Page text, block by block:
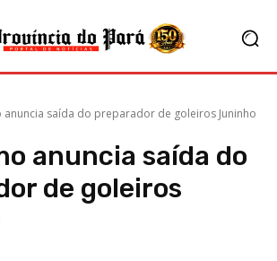
anuncia saída do preparador de goleiros Juninho
anuncia saída do
de goleiros